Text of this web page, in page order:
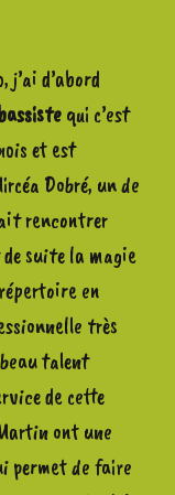
j’ai d’abord
qui c’est
et est
Dobré, un de
rencontrer
suite la magie
en
très
talent
de cette
ont une
permet de faire